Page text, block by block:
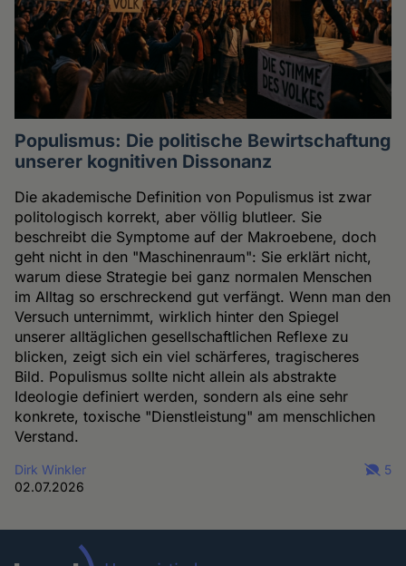
Populismus: Die politische Bewirtschaftung
unserer kognitiven Dissonanz
Die akademische Definition von Populismus ist zwar
politologisch korrekt, aber völlig blutleer. Sie
beschreibt die Symptome auf der Makroebene, doch
geht nicht in den "Maschinenraum": Sie erklärt nicht,
warum diese Strategie bei ganz normalen Menschen
im Alltag so erschreckend gut verfängt. Wenn man den
Versuch unternimmt, wirklich hinter den Spiegel
unserer alltäglichen gesellschaftlichen Reflexe zu
blicken, zeigt sich ein viel schärferes, tragischeres
Bild. Populismus sollte nicht allein als abstrakte
Ideologie definiert werden, sondern als eine sehr
konkrete, toxische "Dienstleistung" am menschlichen
Verstand.
Dirk Winkler
02.07.2026
5